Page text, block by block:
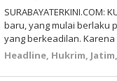
baru, yang mulai berlaku
yang berkeadilan.
Headline, Hukrim, Jatim,